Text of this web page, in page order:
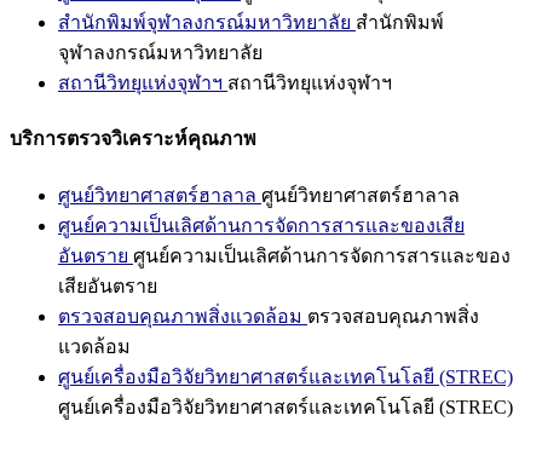
สำนักพิมพ์จุฬาลงกรณ์มหาวิทยาลัย สำนักพิมพ์
จุฬาลงกรณ์มหาวิทยาลัย
สถานีวิทยุแห่งจุฬาฯ สถานีวิทยุแห่งจุฬาฯ
บริการตรวจวิเคราะห์คุณภาพ
ศูนย์วิทยาศาสตร์ฮาลาล ศูนย์วิทยาศาสตร์ฮาลาล
ศูนย์ความเป็นเลิศด้านการจัดการสารและของเสีย
อันตราย ศูนย์ความเป็นเลิศด้านการจัดการสารและของ
เสียอันตราย
ตรวจสอบคุณภาพสิ่งแวดล้อม ตรวจสอบคุณภาพสิ่ง
แวดล้อม
ศูนย์เครื่องมือวิจัยวิทยาศาสตร์และเทคโนโลยี (STREC)
ศูนย์เครื่องมือวิจัยวิทยาศาสตร์และเทคโนโลยี (STREC)